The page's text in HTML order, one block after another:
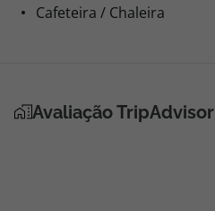
Cafeteira / Chaleira
Avaliação TripAdvisor